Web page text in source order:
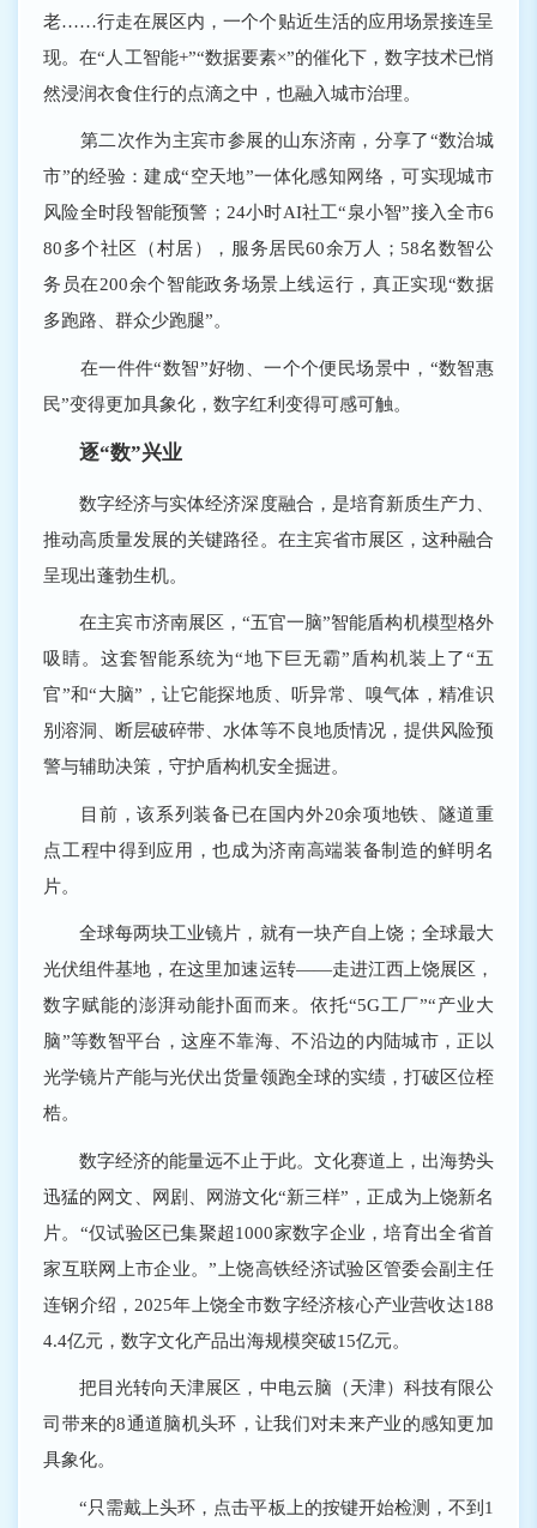
老……行走在展区内，一个个贴近生活的应用场景接连呈
现。在“人工智能+”“数据要素×”的催化下，数字技术已悄
然浸润衣食住行的点滴之中，也融入城市治理。
第二次作为主宾市参展的山东济南，分享了“数治城
市”的经验：建成“空天地”一体化感知网络，可实现城市
风险全时段智能预警；24小时AI社工“泉小智”接入全市6
80多个社区（村居），服务居民60余万人；58名数智公
务员在200余个智能政务场景上线运行，真正实现“数据
多跑路、群众少跑腿”。
在一件件“数智”好物、一个个便民场景中，“数智惠
民”变得更加具象化，数字红利变得可感可触。
逐“数”兴业
数字经济与实体经济深度融合，是培育新质生产力、
推动高质量发展的关键路径。在主宾省市展区，这种融合
呈现出蓬勃生机。
在主宾市济南展区，“五官一脑”智能盾构机模型格外
吸睛。这套智能系统为“地下巨无霸”盾构机装上了“五
官”和“大脑”，让它能探地质、听异常、嗅气体，精准识
别溶洞、断层破碎带、水体等不良地质情况，提供风险预
警与辅助决策，守护盾构机安全掘进。
目前，该系列装备已在国内外20余项地铁、隧道重
点工程中得到应用，也成为济南高端装备制造的鲜明名
片。
全球每两块工业镜片，就有一块产自上饶；全球最大
光伏组件基地，在这里加速运转——走进江西上饶展区，
数字赋能的澎湃动能扑面而来。依托“5G工厂”“产业大
脑”等数智平台，这座不靠海、不沿边的内陆城市，正以
光学镜片产能与光伏出货量领跑全球的实绩，打破区位桎
梏。
数字经济的能量远不止于此。文化赛道上，出海势头
迅猛的网文、网剧、网游文化“新三样”，正成为上饶新名
片。“仅试验区已集聚超1000家数字企业，培育出全省首
家互联网上市企业。”上饶高铁经济试验区管委会副主任
连钢介绍，2025年上饶全市数字经济核心产业营收达188
4.4亿元，数字文化产品出海规模突破15亿元。
把目光转向天津展区，中电云脑（天津）科技有限公
司带来的8通道脑机头环，让我们对未来产业的感知更加
具象化。
“只需戴上头环，点击平板上的按键开始检测，不到1